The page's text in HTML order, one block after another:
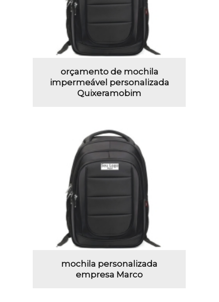
orçamento de mochila
impermeável personalizada
Quixeramobim
mochila personalizada
empresa Marco